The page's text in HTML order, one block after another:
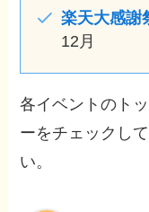
楽天大感謝
12月
各イベントのト
ーをチェックし
い。